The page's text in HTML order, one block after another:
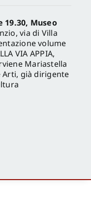
19.30, Museo
via di Villa
volume
VIA APPIA,
Mariastella
Arti, già dirigente